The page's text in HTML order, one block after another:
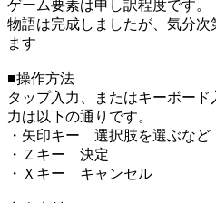
ゲーム要素は申し訳程度です。
物語は完成しましたが、気分次
ます
■操作方法
タップ入力、またはキーボー
力は以下の通りです。
・矢印キー 選択肢を選ぶなど
・Ｚキー 決定
・Ｘキー キャンセル